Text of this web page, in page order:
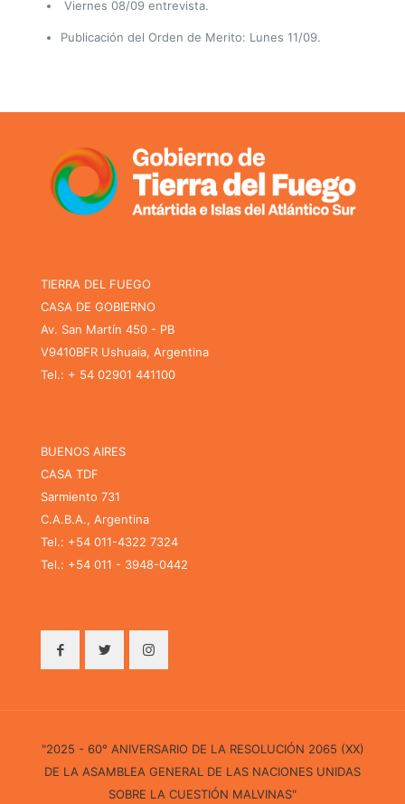
Viernes 08/09 entrevista.
Publicación del Orden de Merito: Lunes 11/09.
TIERRA DEL FUEGO
CASA DE GOBIERNO
Av. San Martín 450 - PB
V9410BFR Ushuaia, Argentina
Tel.: + 54 02901 441100
BUENOS AIRES
CASA TDF
Sarmiento 731
C.A.B.A., Argentina
Tel.: +54 011-4322 7324
Tel.: +54 011 - 3948-0442
"2025 - 60° ANIVERSARIO DE LA RESOLUCIÓN 2065 (XX)
DE LA ASAMBLEA GENERAL DE LAS NACIONES UNIDAS
SOBRE LA CUESTIÓN MALVINAS"